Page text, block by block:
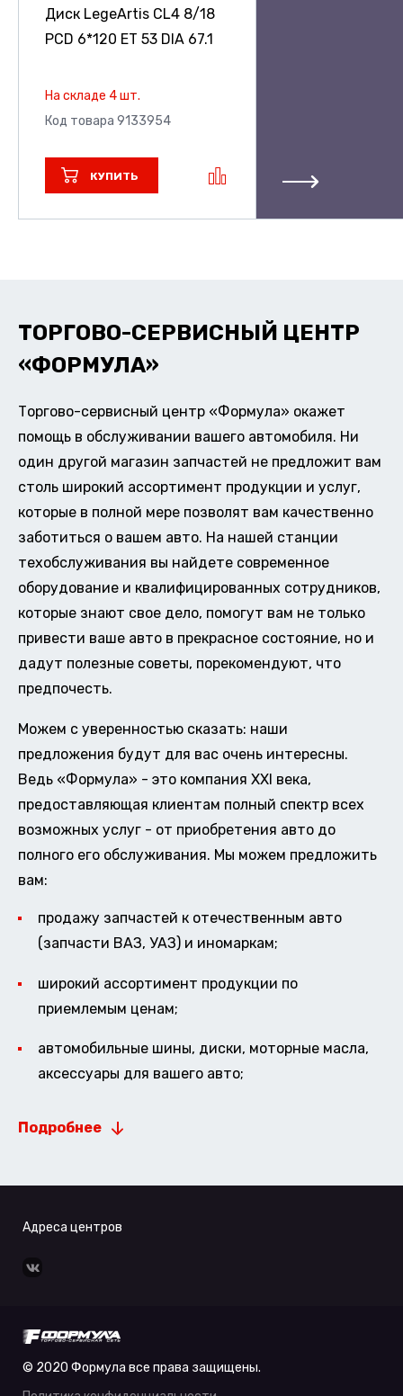
Диск LegeArtis CL4 8/18
PCD 6*120 ET 53 DIA 67.1
На складе 4 шт.
Код товара 9133954
КУПИТЬ
ТОРГОВО-СЕРВИСНЫЙ ЦЕНТР
«ФОРМУЛА»
Торгово-сервисный центр «Формула» окажет
помощь в обслуживании вашего автомобиля. Ни
один другой магазин запчастей не предложит вам
столь широкий ассортимент продукции и услуг,
которые в полной мере позволят вам качественно
заботиться о вашем авто. На нашей станции
техобслуживания вы найдете современное
оборудование и квалифицированных сотрудников,
которые знают свое дело, помогут вам не только
привести ваше авто в прекрасное состояние, но и
дадут полезные советы, порекомендуют, что
предпочесть.
Можем с уверенностью сказать: наши
предложения будут для вас очень интересны.
Ведь «Формула» - это компания XXI века,
предоставляющая клиентам полный спектр всех
возможных услуг - от приобретения авто до
полного его обслуживания. Мы можем предложить
вам:
продажу запчастей к отечественным авто
(запчасти ВАЗ, УАЗ) и иномаркам;
широкий ассортимент продукции по
приемлемым ценам;
автомобильные шины, диски, моторные масла,
аксессуары для вашего авто;
Подробнее
Адреса центров
© 2020 Формула все права защищены.